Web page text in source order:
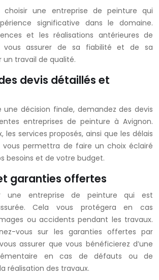
choisir une entreprise de peinture qui
significative dans le domaine.
et les réalisations antérieures de
vous assurer de sa fiabilité et de sa
travail de qualité.
devis détaillés et
une décision finale, demandez des devis
entreprises de peinture à Avignon.
les services proposés, ainsi que les délais
vous permettra de faire un choix éclairé
besoins et de votre budget.
garanties offertes
une entreprise de peinture qui est
Cela vous protégera en cas
ou accidents pendant les travaux.
vous sur les garanties offertes par
assurer que vous bénéficierez d’une
en cas de défauts ou de
réalisation des travaux.